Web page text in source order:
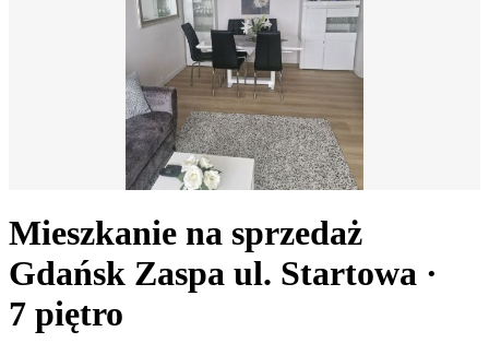
Mieszkanie na sprzedaż
Gdańsk Zaspa ul. Startowa ·
7 piętro